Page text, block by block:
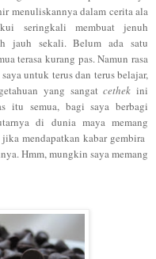
menuliskannya dalam cerita ala
seringkali membuat jenuh
jauh sekali. Belum ada satu
terasa kurang pas. Namun rasa
untuk terus dan terus belajar,
yang sangatcethek ini
itu semua, bagi saya berbagi
di dunia maya memang
mendapatkan kabar gembira
Hmm, mungkin saya memang